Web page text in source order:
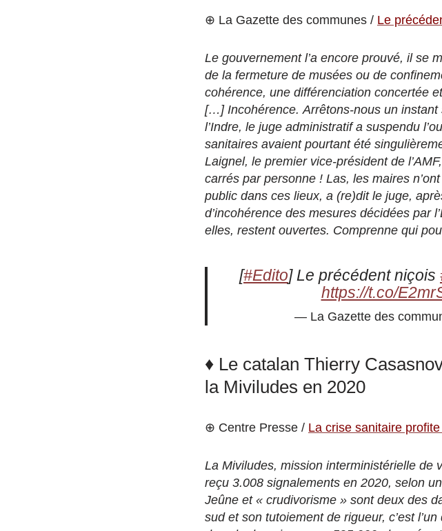
⊕ La Gazette des communes / Le
Le gouvernement l’a encore prouvé, il se
de la fermeture de musées ou de
cohérence, une différenciation concertée
[…] Incohérence. Arrêtons-nous un instant
l’Indre, le juge administratif a suspendu
sanitaires avaient pourtant été
Laignel, le premier vice-président de
carrés par personne ! Las, les maires
public dans ces lieux, a (re)dit le juge,
d’incohérence des mesures décidées par
elles, restent ouvertes. Comprenne qui
[#Edito] Le précédent niçois
https://t.co/
— La Gazette des
♦ Le catalan Thierry
la Miviludes en 2020
⊕ Centre Presse / La crise sanitaire
La Miviludes, mission interministérielle de
reçu 3.008 signalements en 2020, selon
Jeûne et « crudivorisme » sont deux des
sud et son tutoiement de rigueur, c’est